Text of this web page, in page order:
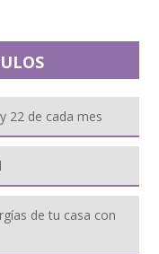
22 de cada mes
de tu casa con